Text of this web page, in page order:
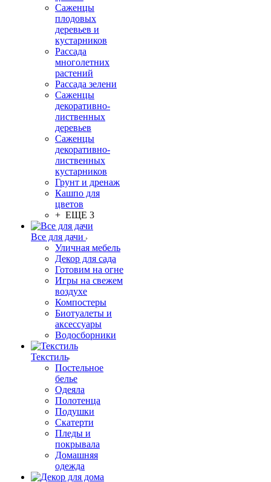
Саженцы
плодовых
деревьев и
кустарников
Рассада
многолетних
растений
Рассада зелени
Саженцы
декоративно-
лиственных
деревьев
Саженцы
декоративно-
лиственных
кустарников
Грунт и дренаж
Кашпо для
цветов
+ ЕЩЕ 3
Все для дачи
Уличная мебель
Декор для сада
Готовим на огне
Игры на свежем
воздухе
Компостеры
Биотуалеты и
аксессуары
Водосборники
Текстиль
Постельное
белье
Одеяла
Полотенца
Подушки
Скатерти
Пледы и
покрывала
Домашняя
одежда